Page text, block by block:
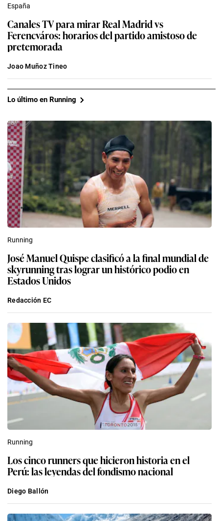
España
Canales TV para mirar Real Madrid vs
Ferencváros: horarios del partido amistoso de
pretemorada
Joao Muñoz Tineo
Lo último en Running
Running
José Manuel Quispe clasificó a la final mundial de
skyrunning tras lograr un histórico podio en
Estados Unidos
Redacción EC
Running
Los cinco runners que hicieron historia en el
Perú: las leyendas del fondismo nacional
Diego Ballón